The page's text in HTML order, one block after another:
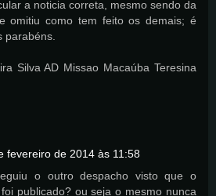
a noticia correta, mesmo sendo da
omitiu como tem feito os demais; é
parabéns.
Silva AD Missao Macaúba Teresina
fevereiro de 2014 às 11:58
o outro despacho visto que o
publicado? ou seja o mesmo nunca